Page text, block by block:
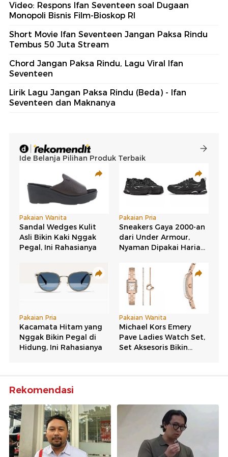
Video: Respons Ifan Seventeen soal Dugaan
Monopoli Bisnis Film-Bioskop RI
Short Movie Ifan Seventeen Jangan Paksa Rindu
Tembus 50 Juta Stream
Chord Jangan Paksa Rindu, Lagu Viral Ifan
Seventeen
Lirik Lagu Jangan Paksa Rindu (Beda) - Ifan
Seventeen dan Maknanya
Rekomendasi